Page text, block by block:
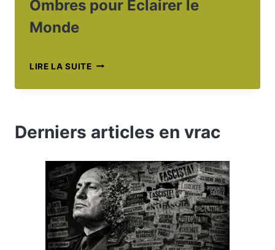
Ombres pour Éclairer le
Monde
LIRE LA SUITEBRUNO
:
OMBRES
POUR
LE
MONDE
Derniers articles en vrac